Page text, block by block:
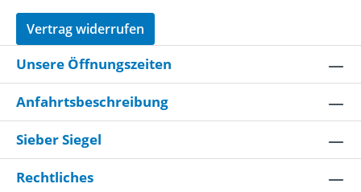
Vertrag widerrufen
Unsere Öffnungszeiten
Anfahrtsbeschreibung
Sieber Siegel
Rechtliches